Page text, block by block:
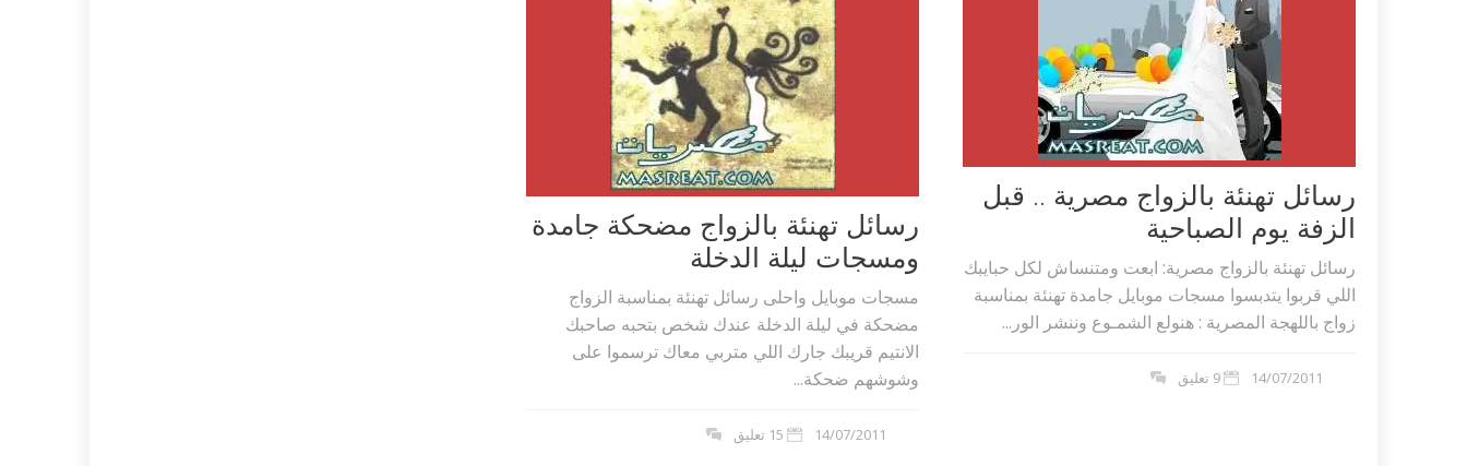
رسائل تهنئة بالزواج مضحكة جامدة
ومسجات ليلة الدخلة
مسجات موبايل واحلى رسائل تهنئة بمناسبة الزواج
مضحكة في ليلة الدخلة عندك شخص بتحبه صاحبك
الانتيم قريبك جارك اللي متربي معاك ترسموا على
وشوشهم ضحكة...
14/07/2011 15 تعليق
رسائل تهنئة بالزواج مصرية .. قبل
الزفة يوم الصباحية
رسائل تهنئة بالزواج مصرية: ابعت ومتنساش لكل حبايبك
اللي قربوا يتدبسوا مسجات موبايل جامدة تهنئة بمناسبة
زواج باللهجة المصرية : هنولع الشمـوع وننشر الور...
14/07/2011 9 تعليق